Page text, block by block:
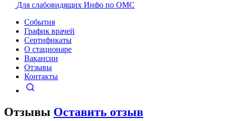
Для слабовидящих Инфо по ОМС
События
График врачей
Сертификаты
О стационаре
Вакансии
Отзывы
Контакты
Отзывы Оставить отзыв